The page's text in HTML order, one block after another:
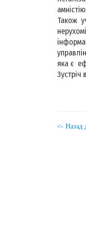
Також
яка є
Зустріч
<- Назад